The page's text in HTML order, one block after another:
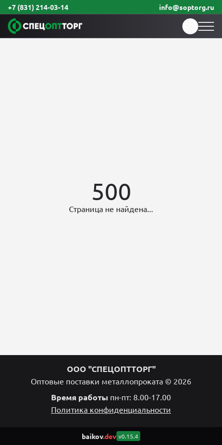
+7 (831) 214-03-14 info@soptorg.ru
500
Страница не найдена...
ООО "СПЕЦОПТТОРГ"
Оптовые поставки металлопроката © 2026
Время работы пн-пт: 8.00-17.00
Политика конфиденциальности
baikov.dev v0.15.4